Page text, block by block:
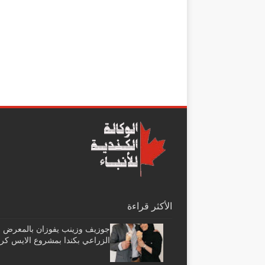
الأكثر قراءة
جوزيف وزينب يفوزان بالمعرض
الزراعي بكندا بمشروع الايس